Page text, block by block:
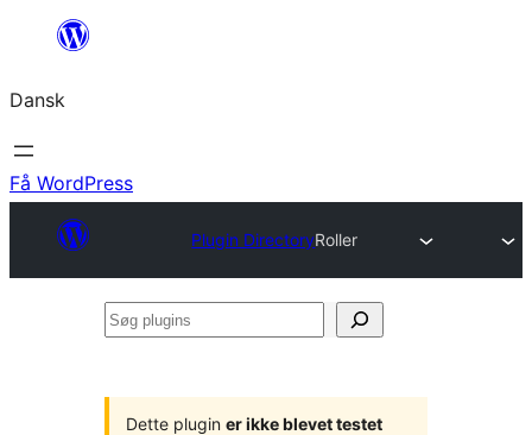
Spring
indhold
Dansk
Få WordPress
Plugin DirectoryRoller
Søg
Dette plugin er ikke blevet testet